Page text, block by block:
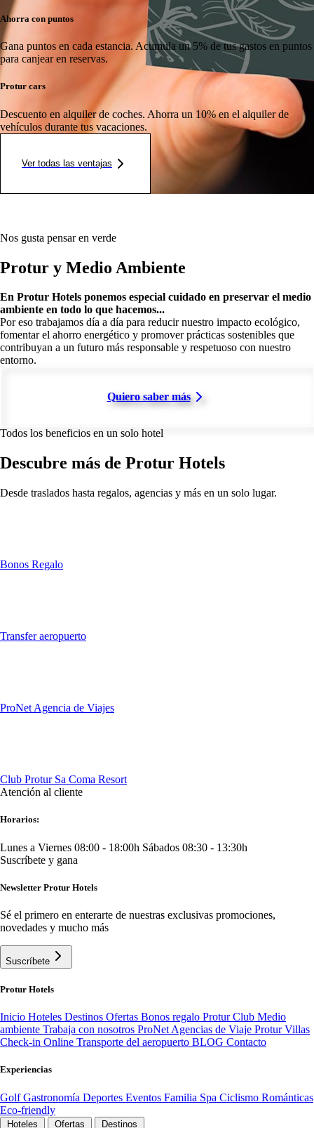
Ahorra con puntos
Gana puntos en cada estancia. Acumula un 5% de tus gastos en puntos
para canjear en reservas.
Protur cars
Descuento en alquiler de coches. Ahorra un 10% en el alquiler de
vehículos durante tus vacaciones.
Ver todas las ventajas
Nos gusta pensar en verde
Protur y Medio Ambiente
En Protur Hotels ponemos especial cuidado en preservar el medio
ambiente en todo lo que hacemos...
Por eso trabajamos día a día para reducir nuestro impacto ecológico,
fomentar el ahorro energético y promover prácticas sostenibles que
contribuyan a un futuro más responsable y respetuoso con nuestro
entorno.
Quiero saber más
Todos los beneficios en un solo hotel
Descubre más de Protur Hotels
Desde traslados hasta regalos, agencias y más en un solo lugar.
Bonos Regalo
Transfer aeropuerto
ProNet Agencia de Viajes
Club Protur Sa Coma Resort
Atención al cliente
Horarios:
Lunes a Viernes 08:00 - 18:00h Sábados 08:30 - 13:30h
Suscríbete y gana
Newsletter Protur Hotels
Sé el primero en enterarte de nuestras exclusivas promociones,
novedades y mucho más
Suscríbete
Protur Hotels
Inicio Hoteles Destinos Ofertas Bonos regalo Protur Club Medio
ambiente Trabaja con nosotros ProNet Agencias de Viaje Protur Villas
Check-in Online Transporte del aeropuerto BLOG Contacto
Experiencias
GolfGastronomía Deportes Eventos Familia Spa Ciclismo Románticas
Eco-friendly